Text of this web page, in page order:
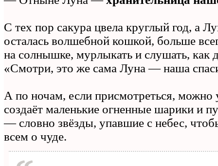
С тех пор сакура цвела круглый год, а
осталась волшебной кошкой, больше
на солнышке, мурлыкать и слушать, как
«Смотри, это же сама Луна — наша
А по ночам, если присмотреться, можно
создаёт маленькие огненные шарики и
— словно звёзды, упавшие с небес,
всем о чуде.